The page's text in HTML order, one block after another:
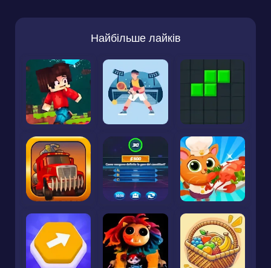
Найбільше лайків